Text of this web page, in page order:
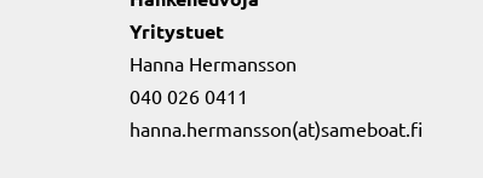
Yritystuet
Hanna Hermansson
040 026 0411
hanna.hermansson(at)sameboat.fi